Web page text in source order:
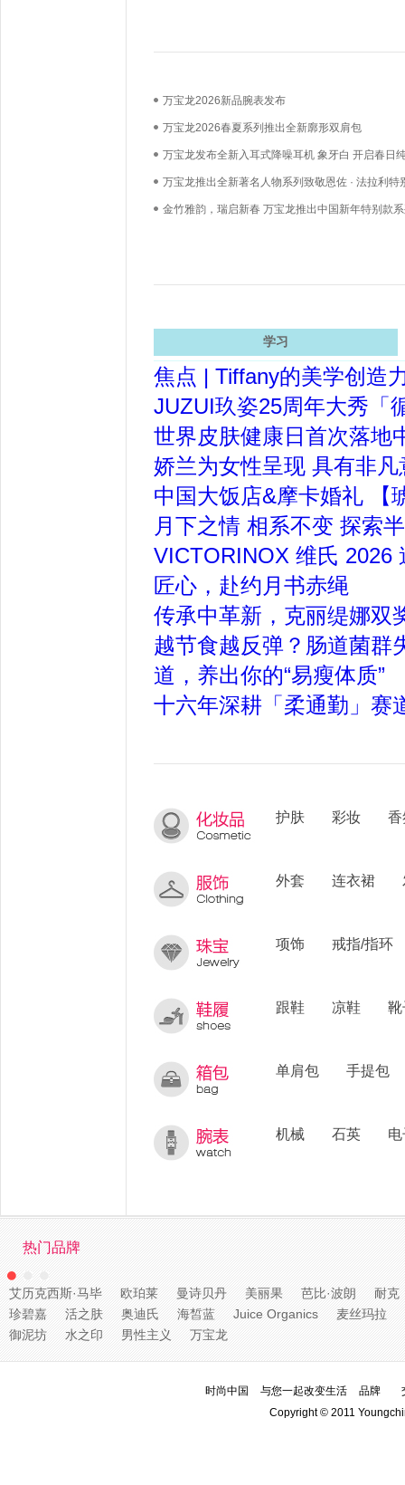
万宝龙2026新品腕表发布
万宝龙2026春夏系列推出全新廓形双肩包
万宝龙发布全新入耳式降噪耳机 象牙白 开启春日
新“声”
万宝龙推出全新著名人物系列致敬恩佐 · 法拉利特
书写工具 摩德纳黄
金竹雅韵，瑞启新春 万宝龙推出中国新年特别款
学习
焦点 | Tiffany的美学创造
JUZUI玖姿25周年大秀「
世界皮肤健康日首次落地
娇兰为女性呈现 具有非
中国大饭店&摩卡婚礼
月下之情 相系不变 探索
VICTORINOX 维氏
匠心，赴约月书赤绳
传承中革新，克丽缇娜双
越节食越反弹？肠道菌群
道，养出你的“易瘦体质”
十六年深耕「柔通勤」赛
护肤 彩妆 香
外套 连衣裙
项饰 戒指/指环
跟鞋 凉鞋 靴
单肩包 手提包
机械 石英
热门品牌
艾历克西斯·马毕 欧珀莱 曼诗贝丹 美丽果 芭比·波朗
耐克
珍碧嘉
活之肤 奥迪氏 海皙蓝 Juice Organics
麦丝玛拉
御泥坊
水之印 男性主义 万宝龙
时尚中国 与您一起改变生活 品牌
Copyright © 2011